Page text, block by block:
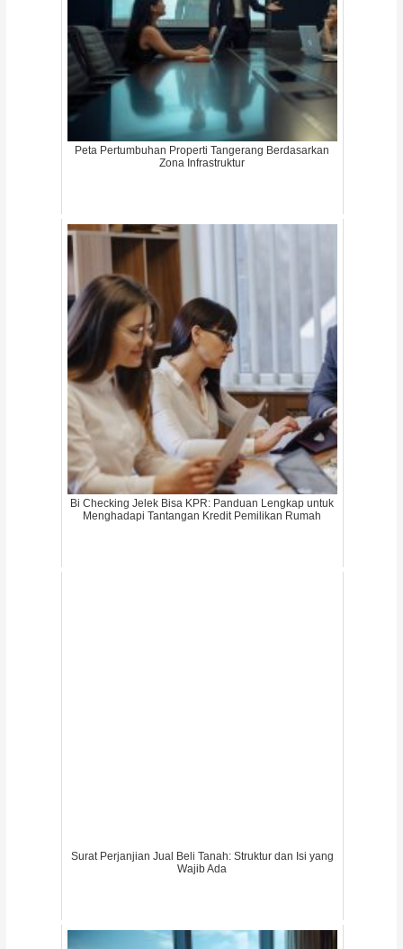
Peta Pertumbuhan Properti Tangerang Berdasarkan
Zona Infrastruktur
Bi Checking Jelek Bisa KPR: Panduan Lengkap untuk
Menghadapi Tantangan Kredit Pemilikan Rumah
Surat Perjanjian Jual Beli Tanah: Struktur dan Isi yang
Wajib Ada